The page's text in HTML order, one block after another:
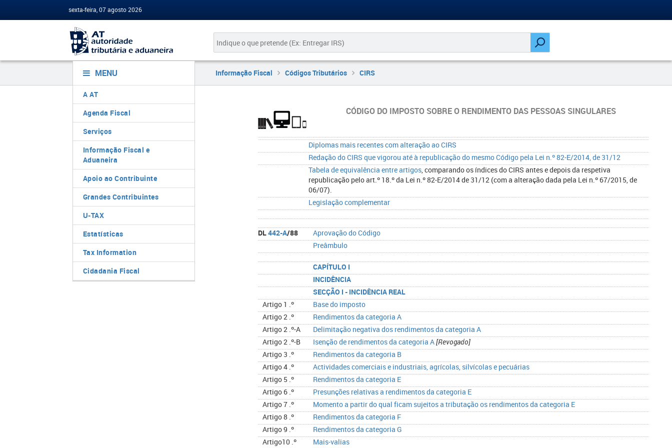
sexta-feira, 07 agosto 2026
MENU
A AT
Agenda Fiscal
Serviços
Informação Fiscal e
Aduaneira
Apoio ao Contribuinte
Grandes Contribuintes
U-TAX
Estatísticas
Tax Information
Cidadania Fiscal
Informação Fiscal Códigos Tributários CIRS
CÓDIGO DO IMPOSTO SOBRE O RENDIMENTO DAS PESSOAS SINGULARES
Diplomas mais recentes com alteração ao CIRS
Redação do CIRS que vigorou até à republicação do mesmo Código pela Lei n.º 82-E/2014, de 31/12
Tabela de equivalência entre artigos, comparando os índices do CIRS antes e depois da respetiva
republicação pelo art.º 18.º da Lei n.º 82-E/2014 de 31/12 (com a alteração dada pela Lei n.º 67/2015, de
06/07).
Legislação complementar
DL442-A/88
Aprovação do Código
Preâmbulo
CAPÍTULO I
INCIDÊNCIA
SECÇÃO I - INCIDÊNCIA REAL
Artigo 1 .º
Base do imposto
Artigo 2 .º
Rendimentos da categoria A
Artigo 2 .º-A
Delimitação negativa dos rendimentos da categoria A
Artigo 2 .º-B
Isenção de rendimentos da categoria A[Revogado]
Artigo 3 .º
Rendimentos da categoria B
Artigo 4 .º
Actividades comerciais e industriais, agrícolas, silvícolas e pecuárias
Artigo 5 .º
Rendimentos da categoria E
Artigo 6 .º
Presunções relativas a rendimentos da categoria E
Artigo 7 .º
Momento a partir do qual ficam sujeitos a tributação os rendimentos da categoria E
Artigo 8 .º
Rendimentos da categoria F
Artigo 9 .º
Rendimentos da categoria G
Artigo10 .º
Mais-valias